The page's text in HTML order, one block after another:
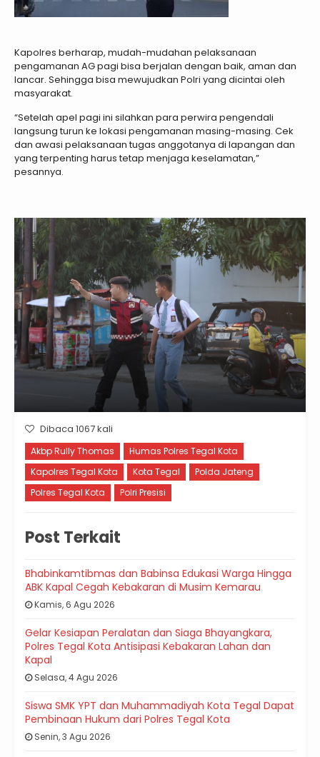
Kapolres berharap, mudah-mudahan pelaksanaan
pengamanan AG pagi bisa berjalan dengan baik, aman dan
lancar. Sehingga bisa mewujudkan Polri yang dicintai oleh
masyarakat.
“Setelah apel pagi ini silahkan para perwira pengendali
langsung turun ke lokasi pengamanan masing-masing. Cek
dan awasi pelaksanaan tugas anggotanya di lapangan dan
yang terpenting harus tetap menjaga keselamatan,”
pesannya.
Dibaca 1067 kali
Akbp Rully Thomas
Humas Polres Tegal Kota
Kapolres Tegal Kota
Kota Tegal
Polda Jateng
Polres Tegal Kota
Polri Presisi
Post Terkait
Bhabinkamtibmas dan Babinsa Edukasi Warga Hingga
ABK Kapal Cegah Kebakaran di Musim Kemarau
Kamis, 6 Agu 2026
Gelar Kesiapan Peralatan dan Siaga Bhayangkara,
Polres Tegal Kota Antisipasi Kebakaran Lahan dan
Kapal
Selasa, 4 Agu 2026
Siswa SMK YPT dan Muhammadiyah Kota Tegal Dapat
Pembinaan Hukum dari Polres Tegal Kota
Senin, 3 Agu 2026